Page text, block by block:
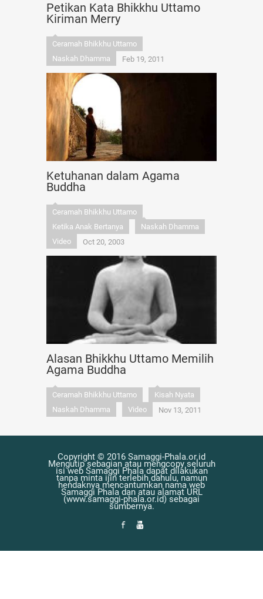
Petikan Kata Bhikkhu Uttamo
Kiriman Merry
Ceramah Bhikkhu Uttamo
Naskah Dhamma
Feb 19, 2011
Ketuhanan dalam Agama
Buddha
Ceramah Bhikkhu Uttamo
Ketika Anak Bertanya
Naskah Dhamma
Video
Oct 20, 2003
Alasan Bhikkhu Uttamo Memilih
Agama Buddha
Ceramah Bhikkhu Uttamo
Kisah Nyata
Naskah Dhamma
Video Nov 13, 2011
Copyright © 2016 Samaggi-Phala.or.id
Mengutip sebagian atau mengcopy seluruh
isi web Samaggi Phala dapat dilakukan
tanpa minta ijin terlebih dahulu, namun
hendaknya mencantumkan nama web
Samaggi Phala dan atau alamat URL
(www.samaggi-phala.or.id) sebagai
sumbernya.